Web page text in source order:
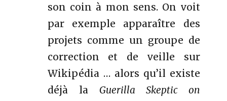
son coin à mon sens. On voit
par exemple apparaître des
projets comme un groupe de
correction et de veille sur
Wikipédia … alors qu’il existe
déjà la Guerilla Skeptic on